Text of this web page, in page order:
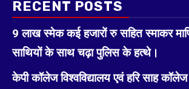
RECENT POSTS
9 लाख स्मेक कई हजारों रु सहित स्माकर
साथियों के साथ चढ़ा पुलिस के हत्थे।
केपी कॉलेज विश्वविद्यालय एवं हरि साह